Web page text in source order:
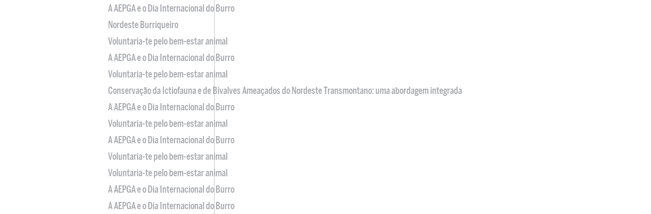
A AEPGA e o Dia Internacional do Burro
Nordeste Burriqueiro
Voluntaria-te pelo bem-estar animal
A AEPGA e o Dia Internacional do Burro
Voluntaria-te pelo bem-estar animal
Conservação da Ictiofauna e de Bivalves Ameaçados do Nordeste Transmontano: uma abordagem integrada
A AEPGA e o Dia Internacional do Burro
Voluntaria-te pelo bem-estar animal
A AEPGA e o Dia Internacional do Burro
Voluntaria-te pelo bem-estar animal
Voluntaria-te pelo bem-estar animal
A AEPGA e o Dia Internacional do Burro
A AEPGA e o Dia Internacional do Burro